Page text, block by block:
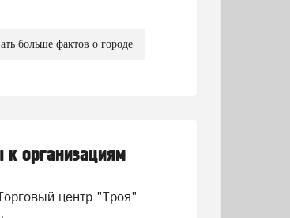
больше фактов о городе
организациям
центр "Троя"